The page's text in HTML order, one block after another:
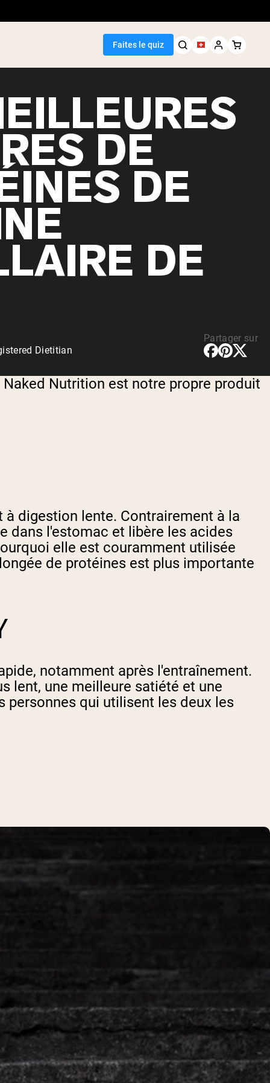
Faites le quiz
Meilleure Vente
pois
Véganes
DE
DE
DE
Dietitian
Partager sur
Nutrition est notre propre produit
digestion lente. Contrairement à la
dans l'estomac et libère les acides
elle est couramment utilisée
de protéines est plus importante
notamment après l'entraînement.
lent, une meilleure satiété et une
personnes qui utilisent les deux les